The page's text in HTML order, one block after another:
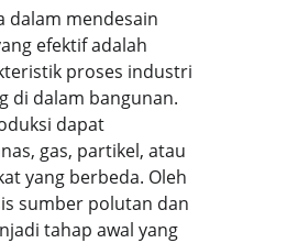
dalam mendesain
efektif adalah
proses industri
di dalam bangunan.
dapat
gas, partikel, atau
yang berbeda. Oleh
sumber polutan dan
tahap awal yang